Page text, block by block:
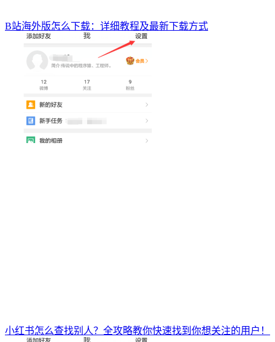
B站海外版怎么下载：详细教程及最新下载方式
小红书怎么查找别人？全攻略教你快速找到你想关注的用户！